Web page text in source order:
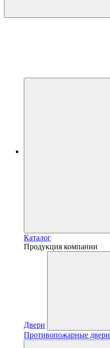
Каталог
Продукция компании
Двери
Противопожарные двери